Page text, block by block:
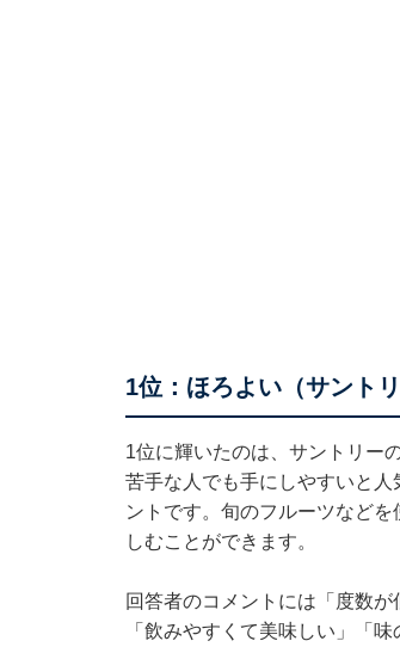
1位：ほろよい（サントリ
1位に輝いたのは、サントリー
苦手な人でも手にしやすいと
ントです。旬のフルーツなど
しむことができます。
回答者のコメントには「度数
「飲みやすくて美味しい」「